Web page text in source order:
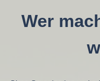
Wer